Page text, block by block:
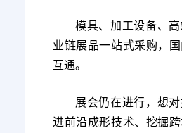
模具、加工设备、
业链展品一站式采购，
互通。
展会仍在进行，想对
进前沿成形技术、挖掘